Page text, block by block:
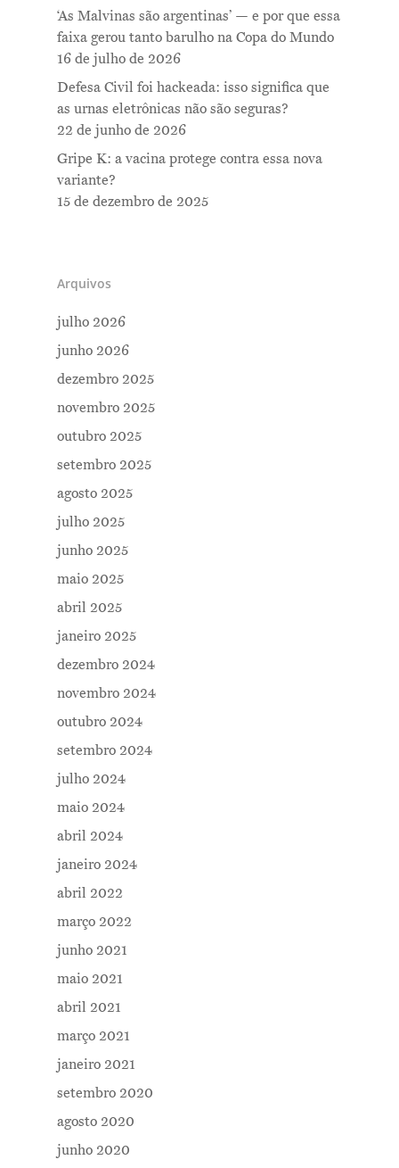
‘As Malvinas são argentinas’ — e por que essa
faixa gerou tanto barulho na Copa do Mundo
16 de julho de 2026
Defesa Civil foi hackeada: isso significa que
as urnas eletrônicas não são seguras?
22 de junho de 2026
Gripe K: a vacina protege contra essa nova
variante?
15 de dezembro de 2025
Arquivos
julho 2026
junho 2026
dezembro 2025
novembro 2025
outubro 2025
setembro 2025
agosto 2025
julho 2025
junho 2025
maio 2025
abril 2025
janeiro 2025
dezembro 2024
novembro 2024
outubro 2024
setembro 2024
julho 2024
maio 2024
abril 2024
janeiro 2024
abril 2022
março 2022
junho 2021
maio 2021
abril 2021
março 2021
janeiro 2021
setembro 2020
agosto 2020
junho 2020